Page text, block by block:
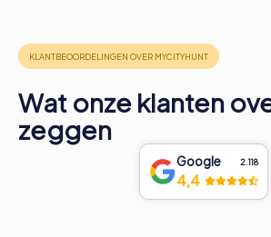
Wat onze klanten
zeggen
Google 2.118
4,4